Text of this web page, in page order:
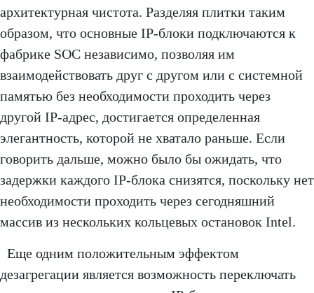
архитектурная чистота. Разделяя плитки таким
образом, что основные IP-блоки подключаются к
фабрике SOC независимо, позволяя им
взаимодействовать друг с другом или с системной
памятью без необходимости проходить через
другой IP-адрес, достигается определенная
элегантность, которой не хватало раньше. Если
говорить дальше, можно было бы ожидать, что
задержки каждого IP-блока снизятся, поскольку нет
необходимости проходить через сегодняшний
массив из нескольких кольцевых остановок Intel.
Еще одним положительным эффектом
дезагрегации является возможность переключать